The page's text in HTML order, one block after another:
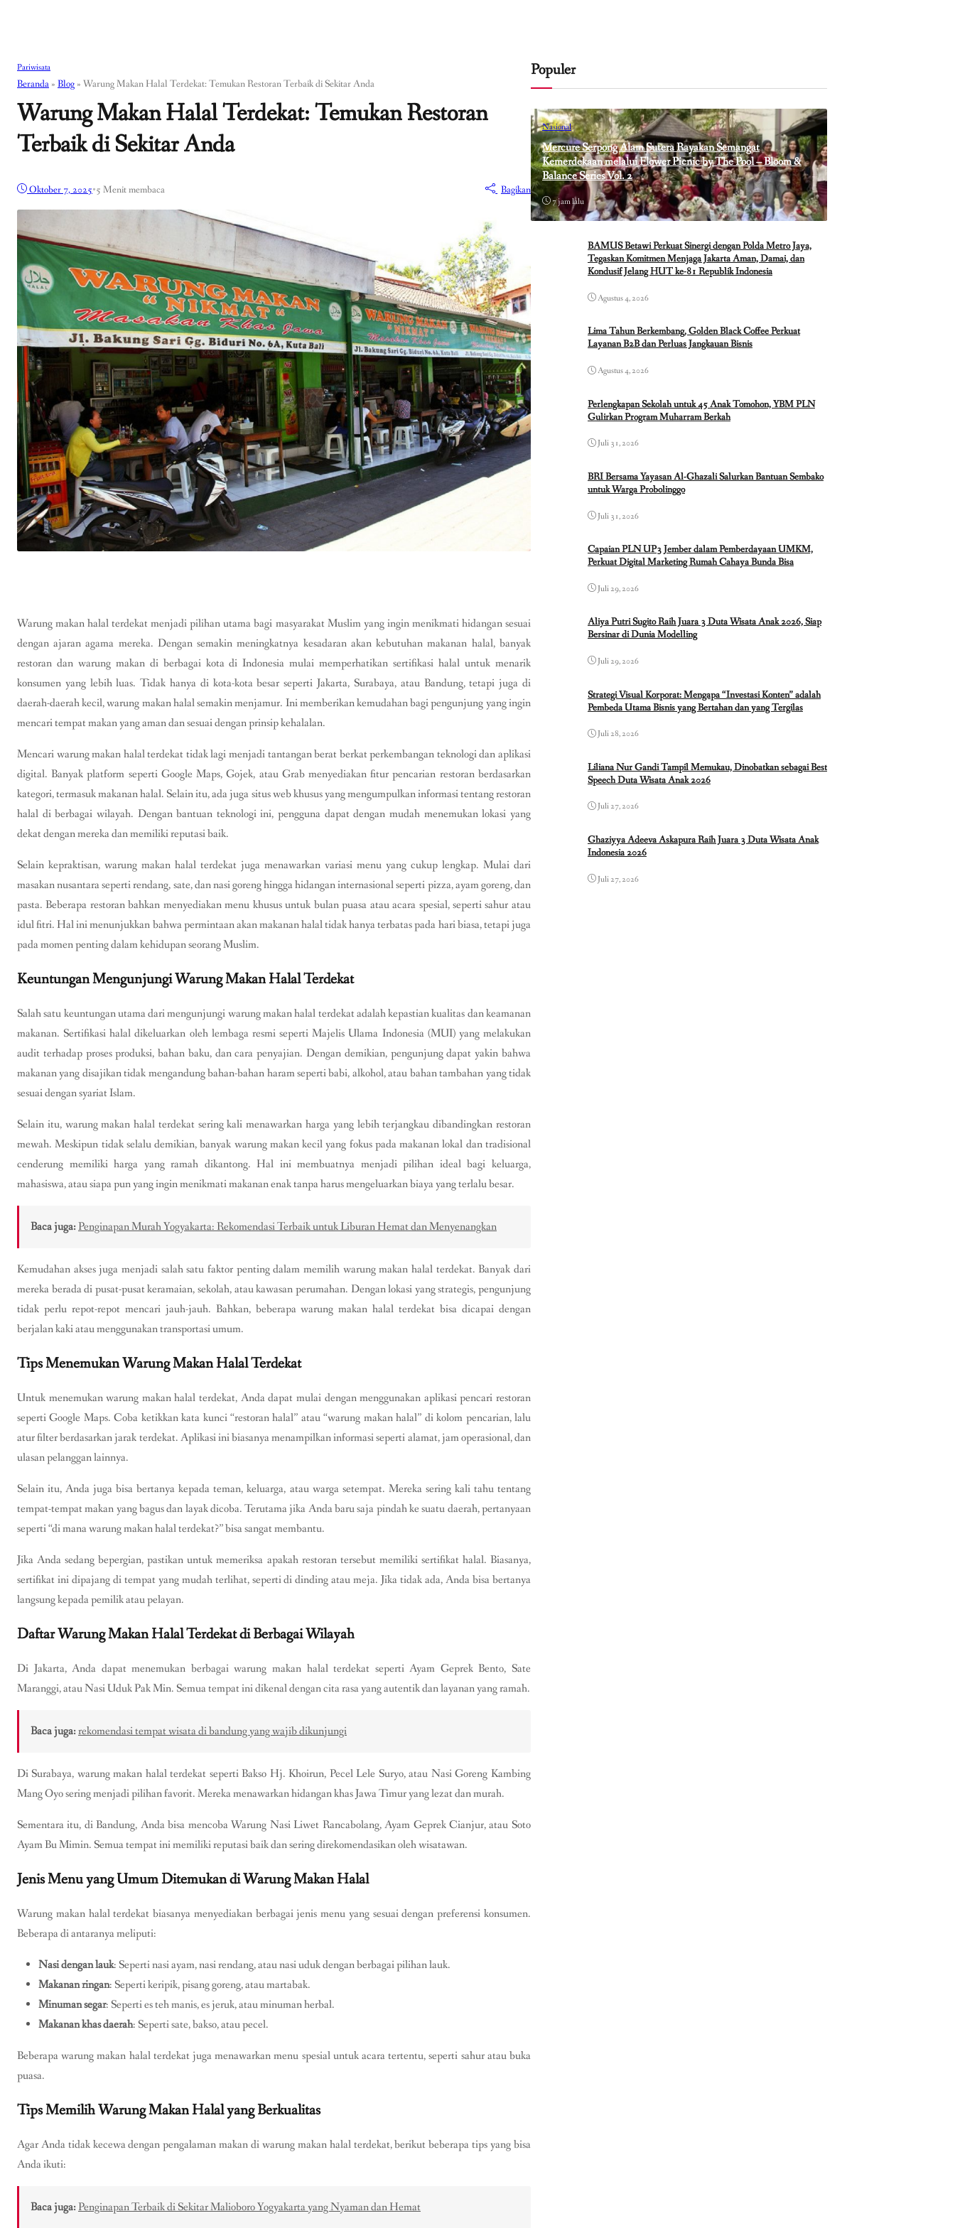
Pariwisata
Beranda » Blog » Warung Makan Halal Terdekat: Temukan Restoran Terbaik di Sekitar Anda
Warung Makan Halal Terdekat: Temukan Restoran
Terbaik di Sekitar Anda
Oktober 7, 2025•5 Menit membaca Bagikan
Warung makan halal terdekat menjadi pilihan utama bagi masyarakat Muslim yang ingin menikmati hidangan sesuai
dengan ajaran agama mereka. Dengan semakin meningkatnya kesadaran akan kebutuhan makanan halal, banyak
restoran dan warung makan di berbagai kota di Indonesia mulai memperhatikan sertifikasi halal untuk menarik
konsumen yang lebih luas. Tidak hanya di kota-kota besar seperti Jakarta, Surabaya, atau Bandung, tetapi juga di
daerah-daerah kecil, warung makan halal semakin menjamur. Ini memberikan kemudahan bagi pengunjung yang ingin
mencari tempat makan yang aman dan sesuai dengan prinsip kehalalan.
Mencari warung makan halal terdekat tidak lagi menjadi tantangan berat berkat perkembangan teknologi dan aplikasi
digital. Banyak platform seperti Google Maps, Gojek, atau Grab menyediakan fitur pencarian restoran berdasarkan
kategori, termasuk makanan halal. Selain itu, ada juga situs web khusus yang mengumpulkan informasi tentang restoran
halal di berbagai wilayah. Dengan bantuan teknologi ini, pengguna dapat dengan mudah menemukan lokasi yang
dekat dengan mereka dan memiliki reputasi baik.
Selain kepraktisan, warung makan halal terdekat juga menawarkan variasi menu yang cukup lengkap. Mulai dari
masakan nusantara seperti rendang, sate, dan nasi goreng hingga hidangan internasional seperti pizza, ayam goreng, dan
pasta. Beberapa restoran bahkan menyediakan menu khusus untuk bulan puasa atau acara spesial, seperti sahur atau
idul fitri. Hal ini menunjukkan bahwa permintaan akan makanan halal tidak hanya terbatas pada hari biasa, tetapi juga
pada momen penting dalam kehidupan seorang Muslim.
Keuntungan Mengunjungi Warung Makan Halal Terdekat
Salah satu keuntungan utama dari mengunjungi warung makan halal terdekat adalah kepastian kualitas dan keamanan
makanan. Sertifikasi halal dikeluarkan oleh lembaga resmi seperti Majelis Ulama Indonesia (MUI) yang melakukan
audit terhadap proses produksi, bahan baku, dan cara penyajian. Dengan demikian, pengunjung dapat yakin bahwa
makanan yang disajikan tidak mengandung bahan-bahan haram seperti babi, alkohol, atau bahan tambahan yang tidak
sesuai dengan syariat Islam.
Selain itu, warung makan halal terdekat sering kali menawarkan harga yang lebih terjangkau dibandingkan restoran
mewah. Meskipun tidak selalu demikian, banyak warung makan kecil yang fokus pada makanan lokal dan tradisional
cenderung memiliki harga yang ramah dikantong. Hal ini membuatnya menjadi pilihan ideal bagi keluarga,
mahasiswa, atau siapa pun yang ingin menikmati makanan enak tanpa harus mengeluarkan biaya yang terlalu besar.
Baca juga:Penginapan Murah Yogyakarta: Rekomendasi Terbaik untuk Liburan Hemat dan Menyenangkan
Kemudahan akses juga menjadi salah satu faktor penting dalam memilih warung makan halal terdekat. Banyak dari
mereka berada di pusat-pusat keramaian, sekolah, atau kawasan perumahan. Dengan lokasi yang strategis, pengunjung
tidak perlu repot-repot mencari jauh-jauh. Bahkan, beberapa warung makan halal terdekat bisa dicapai dengan
berjalan kaki atau menggunakan transportasi umum.
Tips Menemukan Warung Makan Halal Terdekat
Untuk menemukan warung makan halal terdekat, Anda dapat mulai dengan menggunakan aplikasi pencari restoran
seperti Google Maps. Coba ketikkan kata kunci “restoran halal” atau “warung makan halal” di kolom pencarian, lalu
atur filter berdasarkan jarak terdekat. Aplikasi ini biasanya menampilkan informasi seperti alamat, jam operasional, dan
ulasan pelanggan lainnya.
Selain itu, Anda juga bisa bertanya kepada teman, keluarga, atau warga setempat. Mereka sering kali tahu tentang
tempat-tempat makan yang bagus dan layak dicoba. Terutama jika Anda baru saja pindah ke suatu daerah, pertanyaan
seperti “di mana warung makan halal terdekat?” bisa sangat membantu.
Jika Anda sedang bepergian, pastikan untuk memeriksa apakah restoran tersebut memiliki sertifikat halal. Biasanya,
sertifikat ini dipajang di tempat yang mudah terlihat, seperti di dinding atau meja. Jika tidak ada, Anda bisa bertanya
langsung kepada pemilik atau pelayan.
Daftar Warung Makan Halal Terdekat di Berbagai Wilayah
Di Jakarta, Anda dapat menemukan berbagai warung makan halal terdekat seperti Ayam Geprek Bento, Sate
Maranggi, atau Nasi Uduk Pak Min. Semua tempat ini dikenal dengan cita rasa yang autentik dan layanan yang ramah.
Baca juga:rekomendasi tempat wisata di bandung yang wajib dikunjungi
Di Surabaya, warung makan halal terdekat seperti Bakso Hj. Khoirun, Pecel Lele Suryo, atau Nasi Goreng Kambing
Mang Oyo sering menjadi pilihan favorit. Mereka menawarkan hidangan khas Jawa Timur yang lezat dan murah.
Sementara itu, di Bandung, Anda bisa mencoba Warung Nasi Liwet Rancabolang, Ayam Geprek Cianjur, atau Soto
Ayam Bu Mimin. Semua tempat ini memiliki reputasi baik dan sering direkomendasikan oleh wisatawan.
Jenis Menu yang Umum Ditemukan di Warung Makan Halal
Warung makan halal terdekat biasanya menyediakan berbagai jenis menu yang sesuai dengan preferensi konsumen.
Beberapa di antaranya meliputi:
Nasi dengan lauk: Seperti nasi ayam, nasi rendang, atau nasi uduk dengan berbagai pilihan lauk.
Makanan ringan: Seperti keripik, pisang goreng, atau martabak.
Minuman segar: Seperti es teh manis, es jeruk, atau minuman herbal.
Makanan khas daerah: Seperti sate, bakso, atau pecel.
Beberapa warung makan halal terdekat juga menawarkan menu spesial untuk acara tertentu, seperti sahur atau buka
puasa.
Tips Memilih Warung Makan Halal yang Berkualitas
Agar Anda tidak kecewa dengan pengalaman makan di warung makan halal terdekat, berikut beberapa tips yang bisa
Anda ikuti:
Baca juga:Penginapan Terbaik di Sekitar Malioboro Yogyakarta yang Nyaman dan Hemat
Populer
Nasional
Mercure Serpong Alam Sutera Rayakan Semangat
Kemerdekaan melalui Flower Picnic by The Pool – Bloom &
Balance Series Vol. 2
7 jam lalu
BAMUS Betawi Perkuat Sinergi dengan Polda Metro Jaya,
Tegaskan Komitmen Menjaga Jakarta Aman, Damai, dan
Kondusif Jelang HUT ke-81 Republik Indonesia
Agustus 4, 2026
Lima Tahun Berkembang, Golden Black Coffee Perkuat
Layanan B2B dan Perluas Jangkauan Bisnis
Agustus 4, 2026
Perlengkapan Sekolah untuk 45 Anak Tomohon, YBM PLN
Gulirkan Program Muharram Berkah
Juli 31, 2026
BRI Bersama Yayasan Al-Ghazali Salurkan Bantuan Sembako
untuk Warga Probolinggo
Juli 31, 2026
Capaian PLN UP3 Jember dalam Pemberdayaan UMKM,
Perkuat Digital Marketing Rumah Cahaya Bunda Bisa
Juli 29, 2026
Aliya Putri Sugito Raih Juara 3 Duta Wisata Anak 2026, Siap
Bersinar di Dunia Modelling
Juli 29, 2026
Strategi Visual Korporat: Mengapa “Investasi Konten” adalah
Pembeda Utama Bisnis yang Bertahan dan yang Tergilas
Juli 28, 2026
Liliana Nur Gandi Tampil Memukau, Dinobatkan sebagai Best
Speech Duta Wisata Anak 2026
Juli 27, 2026
Ghaziyya Adeeva Askapura Raih Juara 3 Duta Wisata Anak
Indonesia 2026
Juli 27, 2026